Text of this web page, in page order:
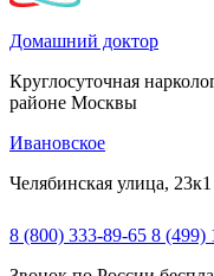
Домашний доктор
Круглосуточная
районе Москвы
Ивановское
Челябинская улица, 23к1
8 (800) 333-89-65 8 (499)